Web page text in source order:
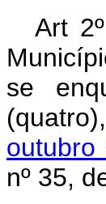
Art
se
outubro
nº 35,